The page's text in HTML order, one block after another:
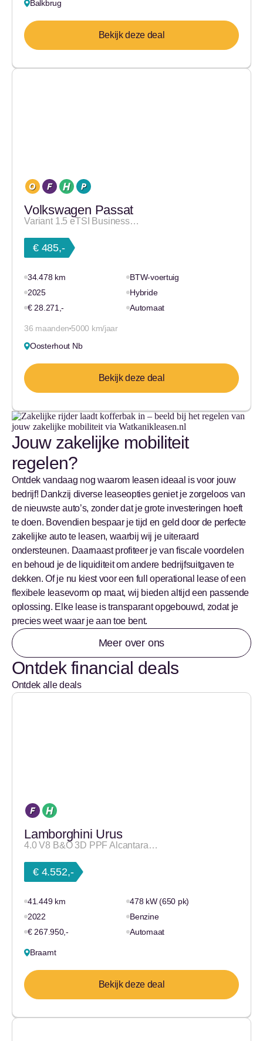
Balkbrug
Bekijk deze deal
Volkswagen Passat
Variant 1.5 eTSI Business…
€ 485,-
34.478 km
BTW-voertuig
2025
Hybride
€ 28.271,-
Automaat
36 maanden 5000 km/jaar
Oosterhout Nb
Bekijk deze deal
Jouw zakelijke mobiliteit
regelen?
Ontdek vandaag nog waarom leasen ideaal is voor jouw
bedrijf! Dankzij diverse leaseopties geniet je zorgeloos van
de nieuwste auto’s, zonder dat je grote investeringen hoeft
te doen. Bovendien bespaar je tijd en geld door de perfecte
zakelijke auto te leasen, waarbij wij je uiteraard
ondersteunen. Daarnaast profiteer je van fiscale voordelen
en behoud je de liquiditeit om andere bedrijfsuitgaven te
dekken. Of je nu kiest voor een full operational lease of een
flexibele leasevorm op maat, wij bieden altijd een passende
oplossing. Elke lease is transparant opgebouwd, zodat je
precies weet waar je aan toe bent.
Meer over ons
Ontdek financial deals
Ontdek alle deals
Lamborghini Urus
4.0 V8 B&O 3D PPF Alcantara…
€ 4.552,-
41.449 km
478 kW (650 pk)
2022
Benzine
€ 267.950,-
Automaat
Braamt
Bekijk deze deal